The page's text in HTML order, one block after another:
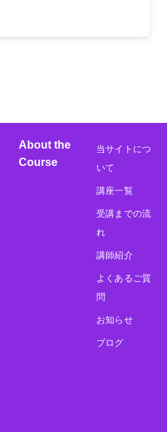
About the
Course
当サイトにつ
いて
講座一覧
受講までの流
れ
講師紹介
よくあるご質
問
お知らせ
ブログ